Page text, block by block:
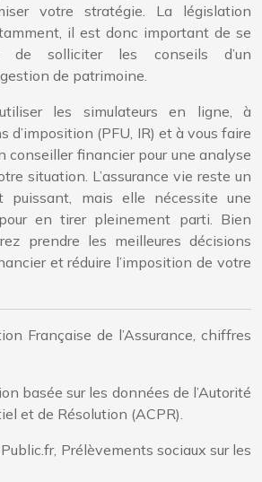
votre stratégie. La législation
il est donc important de se
solliciter les conseils d’un
de patrimoine.
les simulateurs en ligne, à
d’imposition (PFU, IR) et à vous faire
conseiller financier pour une analyse
situation. L’assurance vie reste un
puissant, mais elle nécessite une
en tirer pleinement parti. Bien
prendre les meilleures décisions
et réduire l’imposition de votre
Française de l’Assurance, chiffres
basée sur les données de l’Autorité
et de Résolution (ACPR).
Prélèvements sociaux sur les